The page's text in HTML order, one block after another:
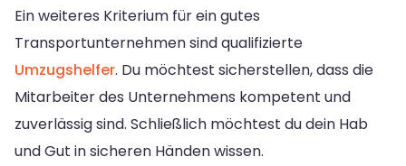
Ein weiteres Kriterium für ein gutes
Transportunternehmen sind qualifizierte
Umzugshelfer. Du möchtest sicherstellen, dass die
Mitarbeiter des Unternehmens kompetent und
zuverlässig sind. Schließlich möchtest du dein Hab
und Gut in sicheren Händen wissen.